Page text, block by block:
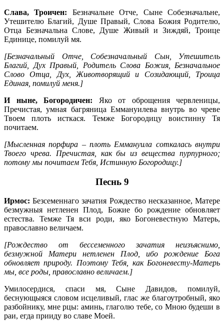
Слава, Троичен:
Безначальне Отче, Сыне Собезначальне,
Утешителю Благий, Душе Правый, Слова Божия Родителю,
Отца Безначальна Слове, Душе Живый и Зиждяй, Троице
Единице, помилуй мя.
[Безначальный Отче, Собезначальный Сын, Утешитель
Благий, Дух Правый, Родитель Слова Божия, Безначальное
Слово Отца, Дух, Животворящий и Созидающий, Троица
Единая, помилуй меня.]
И ныне, Богородичен:
Яко от оброщения червленицы,
Пречистая, умная багряница Еммануилева внутрь во чреве
Твоем плоть исткася. Темже Богородицу воистинну Тя
почитаем.
[Мысленная порфира – плоть Еммануила соткалась внутри
Твоего чрева. Пречистая, как бы из вещества пурпурного;
потому мы почитаем Тебя, Истинную Богородицу.]
Песнь 9
Ирмос: Безсеменнаго зачатия Рождество несказанное, Матере
безмужныя нетленен Плод, Божие бо рождение обновляет
естества. Темже Тя вси роди, яко Богоневестную Матерь,
православно величаем.
[Рождество от бессеменного зачатия неизъяснимо,
безмужной Матери нетленен Плод, ибо рождение Бога
обновляет природу. Поэтому Тебя, как Богоневесту-Матерь
мы, все роды, православно величаем.]
Умилосердися, спаси мя, Сыне Давидов, помилуй,
беснующыяся словом исцеливый, глас же благоутробный, яко
разбойнику, мне рцы: аминь, глаголю тебе, со Мною будеши в
раи, егда прииду во славе Моей.